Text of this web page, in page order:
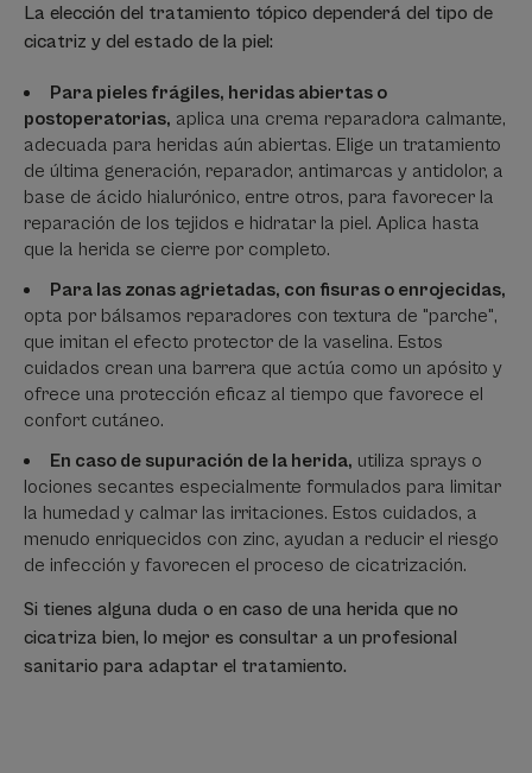
La elección del tratamiento tópico dependerá del tipo de
cicatriz y del estado de la piel:
Para pieles frágiles, heridas abiertas o
postoperatorias, aplica una crema reparadora calmante,
adecuada para heridas aún abiertas. Elige un tratamiento
de última generación, reparador, antimarcas y antidolor, a
base de ácido hialurónico, entre otros, para favorecer la
reparación de los tejidos e hidratar la piel. Aplica hasta
que la herida se cierre por completo.
Para las zonas agrietadas, con fisuras o enrojecidas,
opta por bálsamos reparadores con textura de "parche",
que imitan el efecto protector de la vaselina. Estos
cuidados crean una barrera que actúa como un apósito y
ofrece una protección eficaz al tiempo que favorece el
confort cutáneo.
En caso de supuración de la herida, utiliza sprays o
lociones secantes especialmente formulados para limitar
la humedad y calmar las irritaciones. Estos cuidados, a
menudo enriquecidos con zinc, ayudan a reducir el riesgo
de infección y favorecen el proceso de cicatrización.
Si tienes alguna duda o en caso de una herida que no
cicatriza bien, lo mejor es consultar a un profesional
sanitario para adaptar el tratamiento.